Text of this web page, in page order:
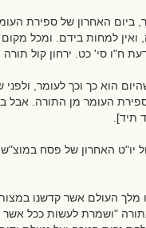
ביום האחרון של ספירת
למחות בידם. ומכל מקום
ח"ו סי' כט. ירחון קול
הוא כך וכך לעומר, ולפני
העומר מן התורה. אבל
תיד].
האחרון של פסח
מלך העולם אשר קדשנו
"ושמרת לעשות ככל אשר